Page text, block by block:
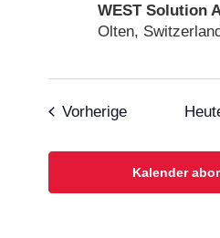
WEST Solution
Olten,
Vorherige
Kalender